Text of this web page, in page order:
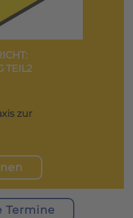
TEIL2
zur
Termine